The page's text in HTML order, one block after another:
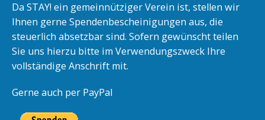
Da STAY! ein gemeinnütziger Verein ist, stellen wir
Ihnen gerne Spendenbescheinigungen aus, die
steuerlich absetzbar sind. Sofern gewünscht teilen
Sie uns hierzu bitte im Verwendungszweck Ihre
vollständige Anschrift mit.
Gerne auch per PayPal